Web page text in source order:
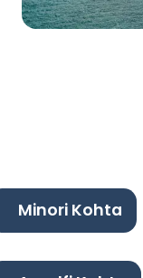
Minori Kohta